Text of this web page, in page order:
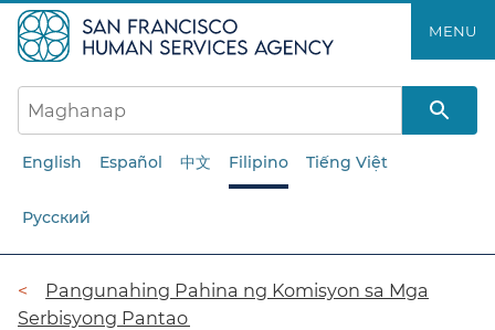
ang
pangunahing
nilalaman​​
MENU​​
English Español 中文 Filipino Tiếng Việt
Русский
Breadcrumb​​
Pangunahing Pahina ng Komisyon sa Mga
Serbisyong Pantao​​